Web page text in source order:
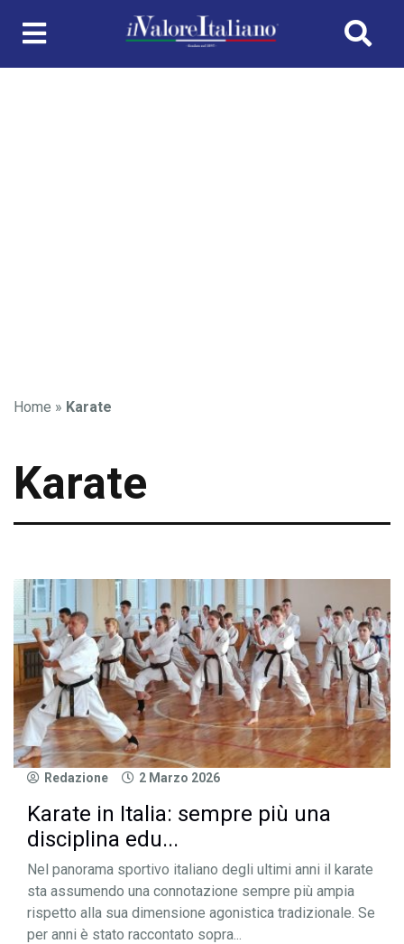
Home » Karate
Karate
Redazione 2 Marzo 2026
Karate in Italia: sempre più una
disciplina edu...
Nel panorama sportivo italiano degli ultimi anni il karate
sta assumendo una connotazione sempre più ampia
rispetto alla sua dimensione agonistica tradizionale. Se
per anni è stato raccontato sopra...